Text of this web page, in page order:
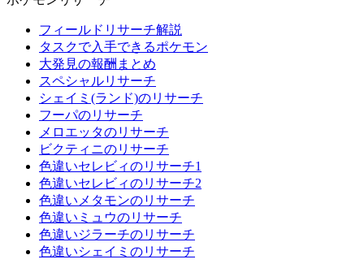
フィールドリサーチ解説
タスクで入手できるポケモン
大発見の報酬まとめ
スペシャルリサーチ
シェイミ(ランド)のリサーチ
フーパのリサーチ
メロエッタのリサーチ
ビクティニのリサーチ
色違いセレビィのリサーチ1
色違いセレビィのリサーチ2
色違いメタモンのリサーチ
色違いミュウのリサーチ
色違いジラーチのリサーチ
色違いシェイミのリサーチ